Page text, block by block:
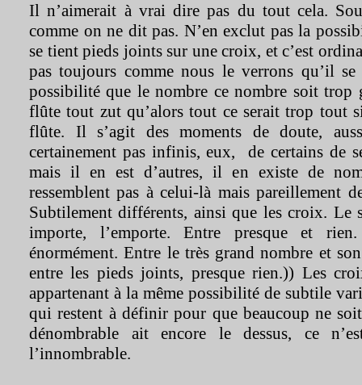
Il n’aimerait à vrai dire pas du tout cela.
comme on ne dit pas. N’en exclut pas la
se tient pieds joints sur une croix, et c’est
pas toujours comme nous le verrons qu’il
possibilité que le nombre ce nombre soit trop
flûte tout zut qu’alors tout ce serait trop tout
flûte. Il s’agit des moments de doute,
certainement pas infinis, eux, de certains de
mais il en est d’autres, il en existe de
ressemblent pas à celui-là mais pareillement
Subtilement différents, ainsi que les croix. Le
importe, l’emporte. Entre presque et
énormément. Entre le très grand nombre et
entre les pieds joints, presque rien.)) Les
appartenant à la même possibilité de subtile
qui restent à définir pour que beaucoup ne
dénombrable ait encore le dessus, ce
l’innombrable.